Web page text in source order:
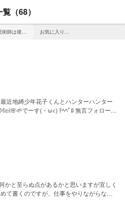
（68）
近地縛少年花子くんとハンターハンター
かと至らぬ点があるかと思いますが宜しく
て書くのですが、仕事をやりながらなの